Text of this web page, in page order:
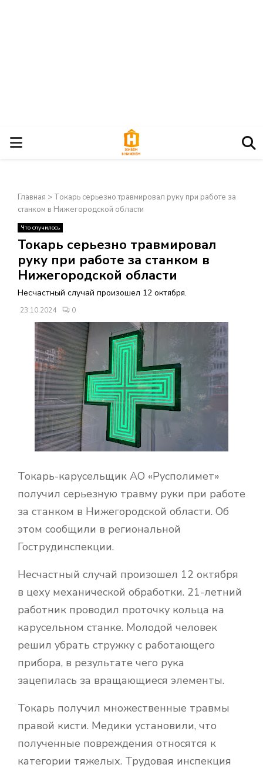
О
Н
О
В
Н
Ю
Главная > Токарь серьезно травмировал руку при работе за
станком в Нижегородской области
Что случилось
Токарь серьезно травмировал
руку при работе за станком в
Нижегородской области
Несчастный случай произошел 12 октября.
23.10.2024 0
Токарь-карусельщик АО «Русполимет»
получил серьезную травму руки при работе
за станком в Нижегородской области. Об
этом сообщили в региональной
Гострудинспекции.
Несчастный случай произошел 12 октября
в цеху механической обработки. 21-летний
работник проводил проточку кольца на
карусельном станке. Молодой человек
решил убрать стружку с работающего
прибора, в результате чего рука
зацепилась за вращающиеся элементы.
Токарь получил множественные травмы
правой кисти. Медики установили, что
полученные повреждения относятся к
категории тяжелых. Трудовая инспекция